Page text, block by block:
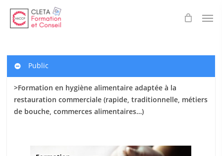
main
Public
>Formation en hygiène alimentaire adaptée à la
restauration commerciale (rapide, traditionnelle, métiers
de bouche, commerces alimentaires…)